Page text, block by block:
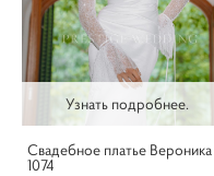
Узнать подробнее.
Свадебное платье Вероника
1074